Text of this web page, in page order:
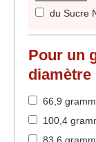
du Sucre
Pour un
diamètre
66,9
100,4
83,6